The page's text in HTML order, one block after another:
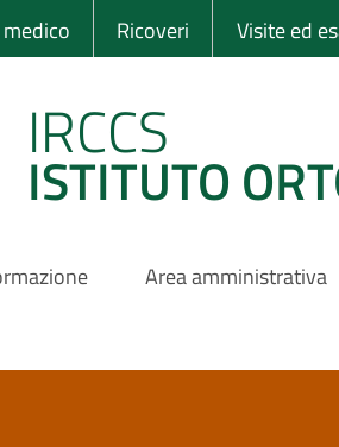
Ricoveri Visite ed
IRCCS
ISTITUTO
Area amministrativa